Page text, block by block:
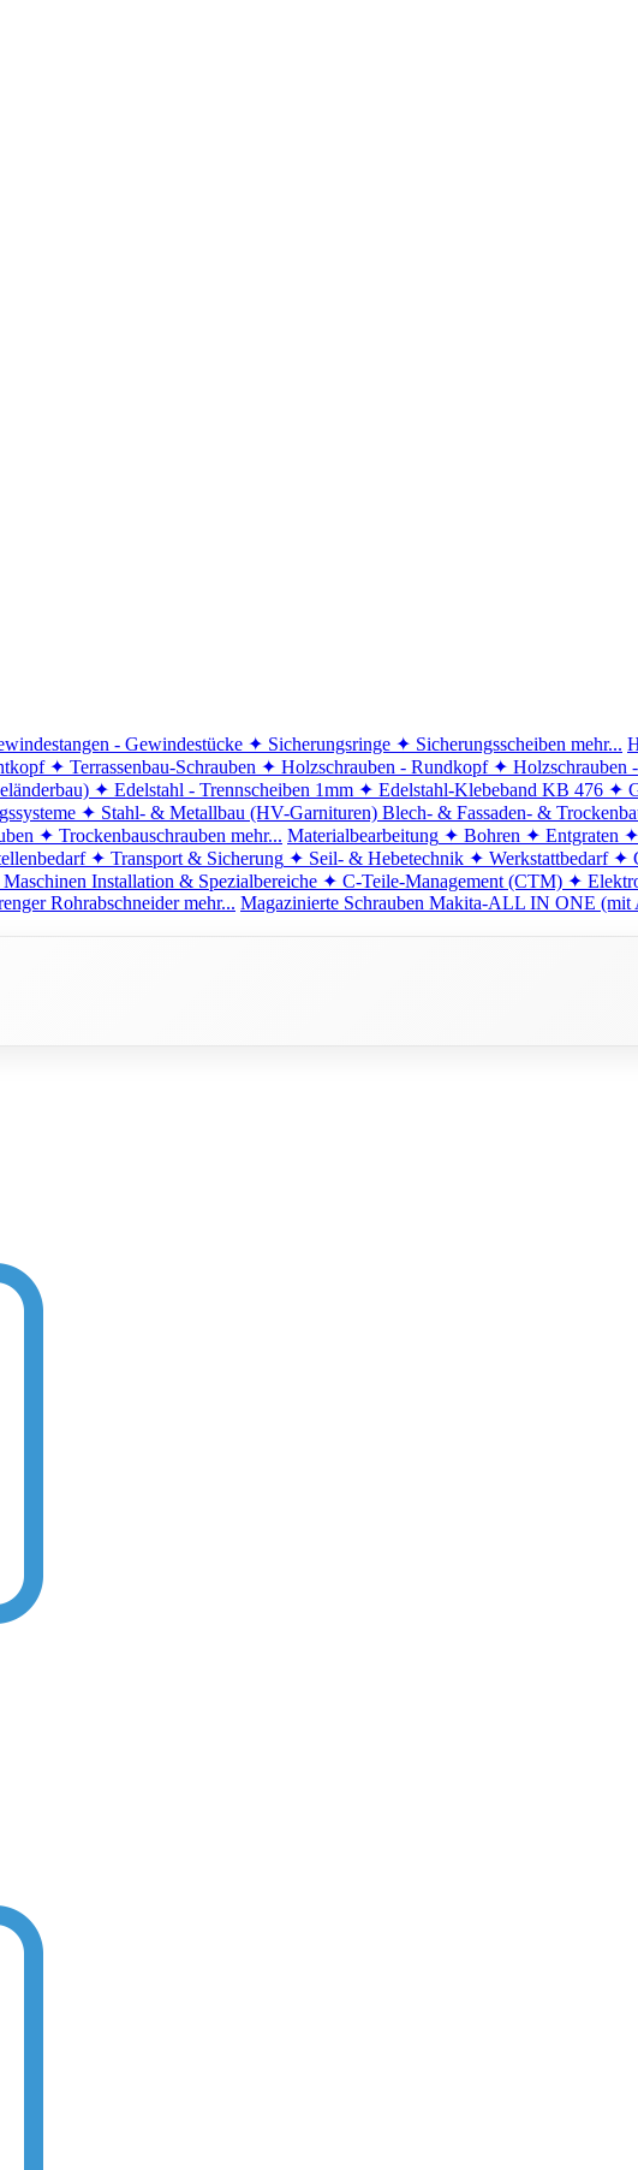
- Gewindestücke ✦ Sicherungsringe ✦ Sicherungsscheiben mehr...
✦ Terrassenbau-Schrauben ✦ Holzschrauben - Rundkopf ✦ Holzschrauben
✦ Edelstahl - Trennscheiben 1mm ✦ Edelstahl-Klebeband KB 476 ✦
✦ Stahl- & Metallbau (HV-Garnituren) Blech- & Fassaden- &
✦ Trockenbauschrauben mehr... Materialbearbeitung ✦ Bohren ✦ Entgraten ✦
✦ Transport & Sicherung ✦ Seil- & Hebetechnik ✦ Werkstattbedarf ✦
Installation & Spezialbereiche ✦ C-Teile-Management (CTM) ✦
Rohrabschneider mehr... Magazinierte Schrauben Makita-ALL IN ONE (mit